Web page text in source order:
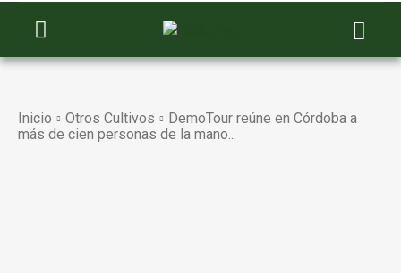
Inicio Otros Cultivos
DemoTour reúne en Córdoba a
más de cien personas de la mano...